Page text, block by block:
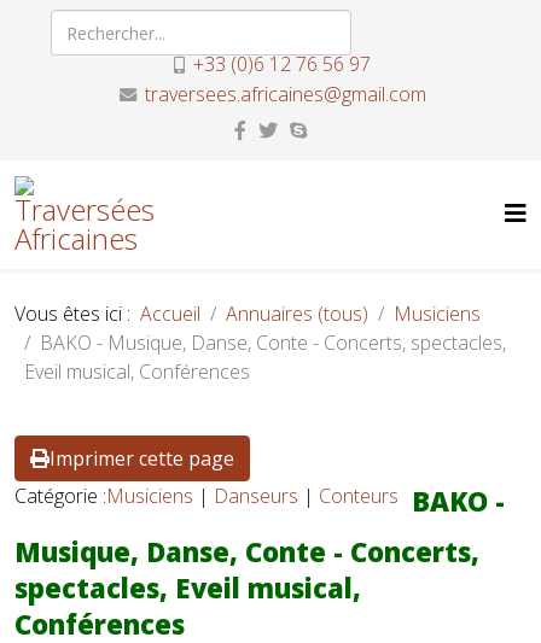
+33 (0)6 12 76 56 97
traversees.africaines@gmail.com
Vous êtes ici : Accueil Annuaires (tous)
Musiciens
BAKO - Musique, Danse, Conte - Concerts, spectacles,
Eveil musical, Conférences
Imprimer cette page
Catégorie :Musiciens | Danseurs | Conteurs
BAKO -
Musique, Danse, Conte - Concerts,
spectacles, Eveil musical,
Conférences